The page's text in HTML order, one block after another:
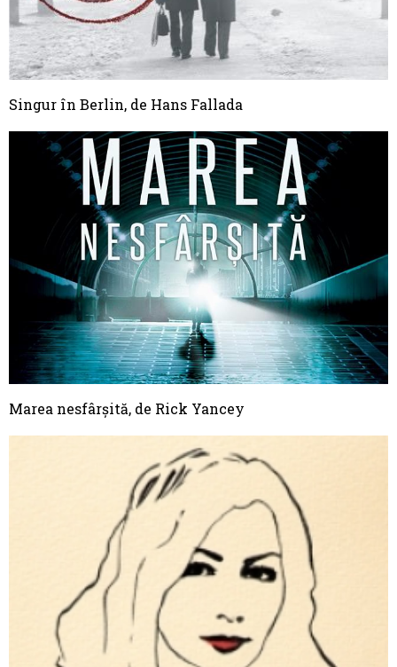
Singur în Berlin, de Hans Fallada
Marea nesfârșită, de Rick Yancey